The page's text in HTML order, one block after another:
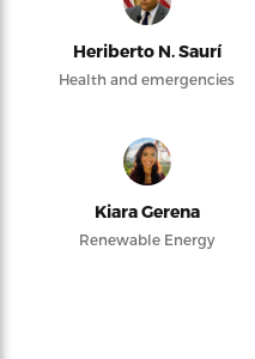
Heriberto N. Saurí
Health and emergencies
Kiara Gerena
Renewable Energy